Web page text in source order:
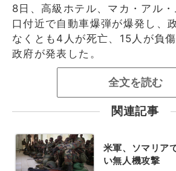
8日、高級ホテル、マカ・アル
口付近で自動車爆弾が爆発し、
なくとも4人が死亡、15人が負
政府が発表した。
全文を読む
関連記事
米軍、ソマリア
い無人機攻撃